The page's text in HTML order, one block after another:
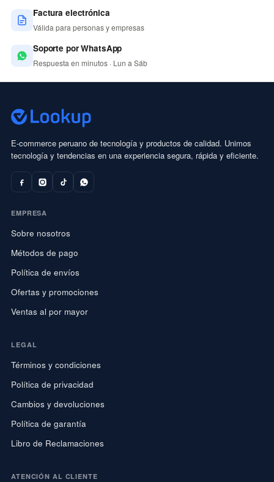
Factura electrónica
Válida para personas y empresas
Soporte por WhatsApp
Respuesta en minutos · Lun a Sáb
E-commerce peruano de tecnología y productos de calidad. Unimos
tecnología y tendencias en una experiencia segura, rápida y eficiente.
EMPRESA
Sobre nosotros
Métodos de pago
Política de envíos
Ofertas y promociones
Ventas al por mayor
LEGAL
Términos y condiciones
Política de privacidad
Cambios y devoluciones
Política de garantía
Libro de Reclamaciones
ATENCIÓN AL CLIENTE